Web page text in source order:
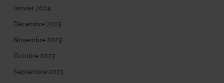
Janvier 2024
Décembre 2023
Novembre 2023
Octobre 2023
Septembre 2023